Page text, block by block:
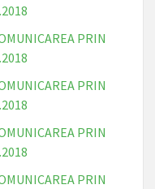
PRIN
PRIN
PRIN
PRIN